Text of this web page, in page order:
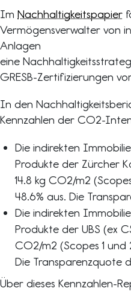
Im Nachhaltigkeitspapier
Vermögensverwalter von
Anlagen
eine
GRESB-Zertifizierungen
In den
Kennzahlen der CO2-
Die indirekten
Produkte der Zürcher
14.8 kg CO2/m2
48.6% aus. Die
Die indirekten
Produkte der UBS (ex
CO2/m2 (Scopes 1 und
Die Transparenzquote
Über dieses Kennzahlen-